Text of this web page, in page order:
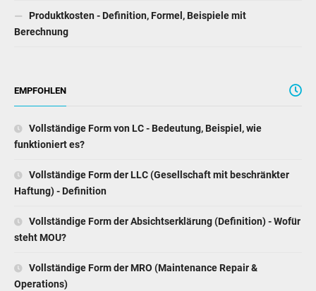
Produktkosten - Definition, Formel, Beispiele mit
Berechnung
EMPFOHLEN
Vollständige Form von LC - Bedeutung, Beispiel, wie
funktioniert es?
Vollständige Form der LLC (Gesellschaft mit beschränkter
Haftung) - Definition
Vollständige Form der Absichtserklärung (Definition) - Wofür
steht MOU?
Vollständige Form der MRO (Maintenance Repair &
Operations)